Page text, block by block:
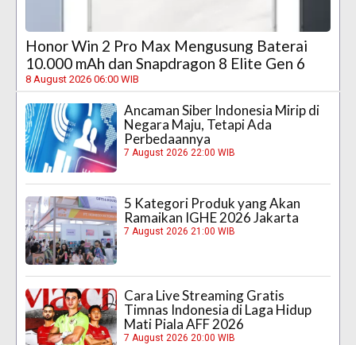
Honor Win 2 Pro Max Mengusung Baterai
10.000 mAh dan Snapdragon 8 Elite Gen 6
8 August 2026 06:00 WIB
Ancaman Siber Indonesia Mirip di
Negara Maju, Tetapi Ada
Perbedaannya
7 August 2026 22:00 WIB
5 Kategori Produk yang Akan
Ramaikan IGHE 2026 Jakarta
7 August 2026 21:00 WIB
Cara Live Streaming Gratis
Timnas Indonesia di Laga Hidup
Mati Piala AFF 2026
7 August 2026 20:00 WIB